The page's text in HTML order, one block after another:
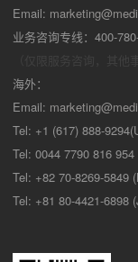
Email:
业务咨询专线：400-
海外：
Email:
Tel: +1 (617) 888-
Tel: 0044 7790 816 954
Tel: +82 70-8269-5849
Tel: +81 80-4421-6898